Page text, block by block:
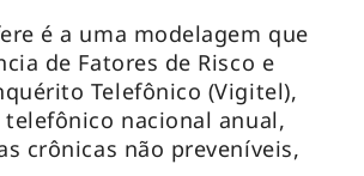
é a uma modelagem que
de Fatores de Risco e
Telefônico (Vigitel),
nacional anual,
crônicas não preveníveis,